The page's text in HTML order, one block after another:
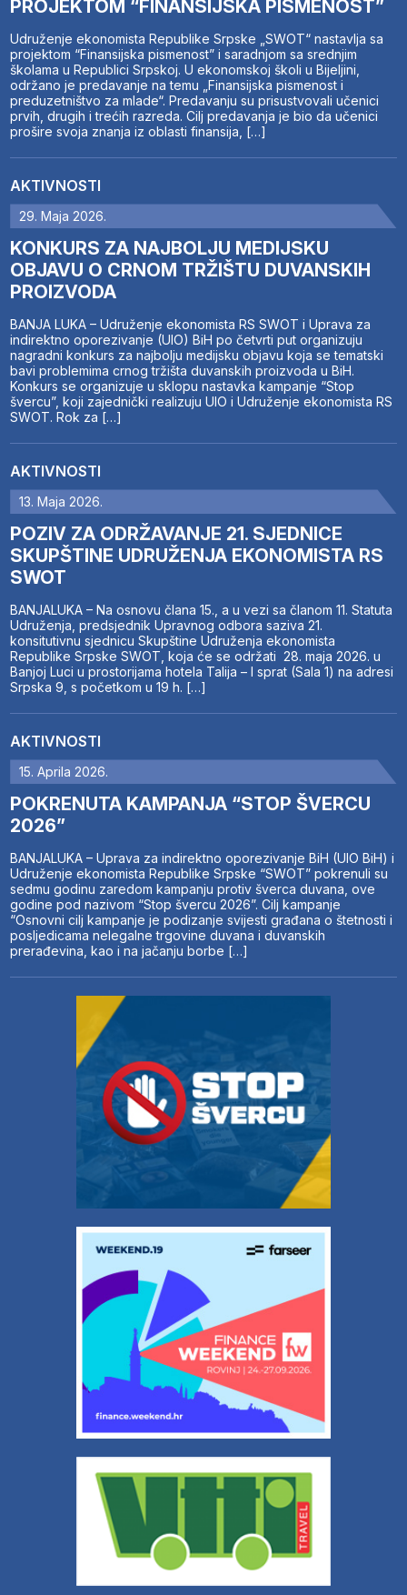
PROJEKTOM “FINANSIJSKA PISMENOST”
Udruženje ekonomista Republike Srpske „SWOT“ nastavlja sa
projektom “Finansijska pismenost” i saradnjom sa srednjim
školama u Republici Srpskoj. U ekonomskoj školi u Bijeljini,
održano je predavanje na temu „Finansijska pismenost i
preduzetništvo za mlade“. Predavanju su prisustvovali učenici
prvih, drugih i trećih razreda. Cilj predavanja je bio da učenici
prošire svoja znanja iz oblasti finansija, […]
AKTIVNOSTI
29. Maja 2026.
KONKURS ZA NAJBOLJU MEDIJSKU
OBJAVU O CRNOM TRŽIŠTU DUVANSKIH
PROIZVODA
BANJA LUKA – Udruženje ekonomista RS SWOT i Uprava za
indirektno oporezivanje (UIO) BiH po četvrti put organizuju
nagradni konkurs za najbolju medijsku objavu koja se tematski
bavi problemima crnog tržišta duvanskih proizvoda u BiH.
Konkurs se organizuje u sklopu nastavka kampanje “Stop
švercu”, koji zajednički realizuju UIO i Udruženje ekonomista RS
SWOT. Rok za […]
AKTIVNOSTI
13. Maja 2026.
POZIV ZA ODRŽAVANJE 21. SJEDNICE
SKUPŠTINE UDRUŽENJA EKONOMISTA RS
SWOT
BANJALUKA – Na osnovu člana 15., a u vezi sa članom 11. Statuta
Udruženja, predsjednik Upravnog odbora saziva 21.
konsitutivnu sjednicu Skupštine Udruženja ekonomista
Republike Srpske SWOT, koja će se održati 28. maja 2026. u
Banjoj Luci u prostorijama hotela Talija – I sprat (Sala 1) na adresi
Srpska 9, s početkom u 19 h. […]
AKTIVNOSTI
15. Aprila 2026.
POKRENUTA KAMPANJA “STOP ŠVERCU
2026”
BANJALUKA – Uprava za indirektno oporezivanje BiH (UIO BiH) i
Udruženje ekonomista Republike Srpske “SWOT” pokrenuli su
sedmu godinu zaredom kampanju protiv šverca duvana, ove
godine pod nazivom “Stop švercu 2026”. Cilj kampanje
“Osnovni cilj kampanje je podizanje svijesti građana o štetnosti i
posljedicama nelegalne trgovine duvana i duvanskih
prerađevina, kao i na jačanju borbe […]